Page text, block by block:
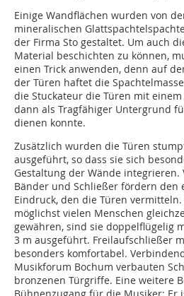
Einige Wandflächen wurden von
mineralischen
der Firma Sto gestaltet. Um auch
Material beschichten zu können,
einen Trick anwenden, denn auf
der Türen haftet die
die Stuckateur die Türen mit
dann als Tragfähiger Untergrund
dienen konnte.
Zusätzlich wurden die Türen
ausgeführt, so dass sie sich
Gestaltung der Wände integrieren.
Bänder und Schließer fördern den
Eindruck, den die Türen
möglichst vielen Menschen
gewähren, sind sie doppelflügelig
3 m ausgeführt. Freilaufschließer
besonders komfortabel.
Musikforum Bochum verbauten
bronzenen Türgriffe. Eine weitere